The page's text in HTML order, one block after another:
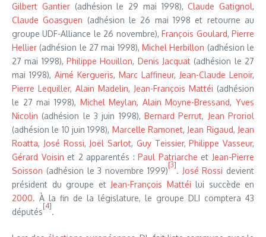
Gilbert Gantier(adhésion le 29 mai 1998),Claude Gatignol,
Claude Goasguen (adhésion le 26 mai 1998 et retourne au
groupe UDF-Alliance le 26 novembre),François Goulard,Pierre
Hellier (adhésion le 27 mai 1998), Michel Herbillon (adhésion le
27 mai 1998), Philippe Houillon, Denis Jacquat (adhésion le 27
mai 1998), Aimé Kergueris, Marc Laffineur, Jean-Claude Lenoir,
Pierre Lequiller, Alain Madelin, Jean-François Mattéi (adhésion
le 27 mai 1998), Michel Meylan, Alain Moyne-Bressand, Yves
Nicolin (adhésion le 3 juin 1998), Bernard Perrut, Jean Proriol
(adhésion le 10 juin 1998), Marcelle Ramonet, Jean Rigaud, Jean
Roatta, José Rossi, Joël Sarlot, Guy Teissier,Philippe Vasseur,
Gérard Voisin et 2 apparentés :Paul Patriarche et Jean-Pierre
Soisson (adhésion le 3 novembre 1999)
[3]
. José Rossi devient
président du groupe et Jean-François Mattéi lui succède en
2000. À la fin de la législature, le groupe DLI comptera 43
députés
[4]
.